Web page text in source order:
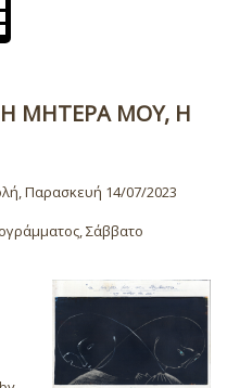
ΜΗΤΈΡΑ ΜΟΥ, Η
Παρασκευή 14/07/2023
Σάββατο